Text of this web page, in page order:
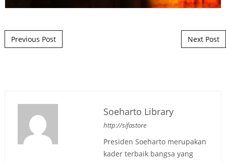
Post navigation
Previous Post Next Post
Soeharto Library
http://sifastore
Presiden Soeharto merupakan
kader terbaik bangsa yang